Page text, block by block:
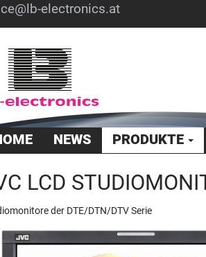
electronics.at
NEWS PRODUKTE
LCD
der DTE/DTN/DTV Serie